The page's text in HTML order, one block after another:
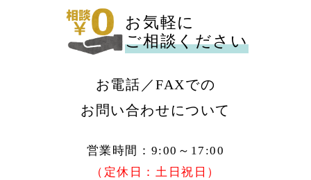
お気軽に
ご相談ください
お電話／FAXでの
お問い合わせについて
営業時間：9:00～17:00
（定休日：土日祝日）